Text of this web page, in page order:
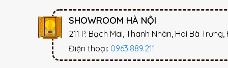
SHOWROOM HÀ NỘI
211 P. Bạch Mai, Thanh Nhàn, Hai Bà Trưng,
Điện thoại: 0963.889.211